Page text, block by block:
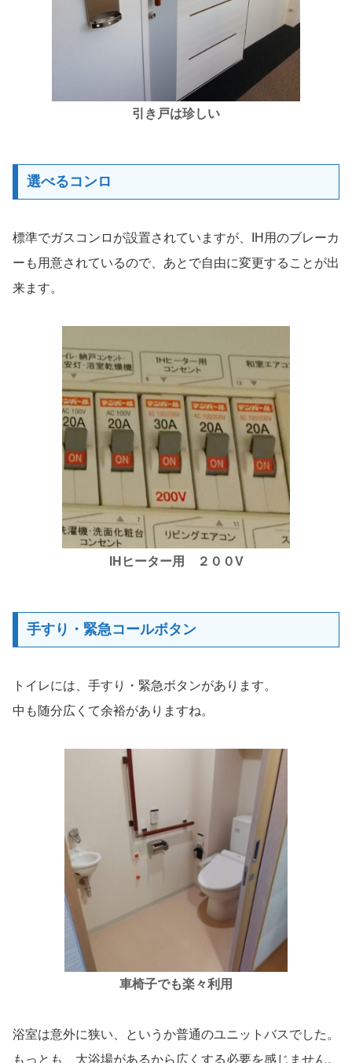
引き戸は珍しい
選べるコンロ
標準でガスコンロが設置されていますが、IH用のブレーカ
ーも用意されているので、あとで自由に変更することが出
来ます。
IHヒーター用 ２００V
手すり・緊急コールボタン
トイレには、手すり・緊急ボタンがあります。
中も随分広くて余裕がありますね。
車椅子でも楽々利用
浴室は意外に狭い、というか普通のユニットバスでした。
もっとも、大浴場があるから広くする必要を感じません。